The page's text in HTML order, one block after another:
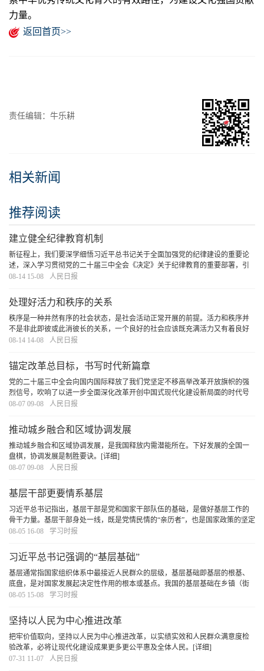
力量。
返回首页>>
责任编辑：牛乐耕
相关新闻
推荐阅读
建立健全纪律教育机制
新征程上，我们要深学细悟习近平总书记关于全面加强党的纪律建设的重要论
述，深入学习贯彻党的二十届三中全会《决定》关于纪律教育的重要部署，引
导党员干部把增强党性、严守纪律、砥砺作风贯通起来，融入日常、化为习
08-14 15-08 人民日报
处理好活力和秩序的关系
秩序是一种井然有序的社会状态，是社会活动正常开展的前提。活力和秩序并
不是非此即彼或此消彼长的关系，一个良好的社会应该既充满活力又有着良好
秩序，呈现活力和秩序的有机统一。进一步全面深化改革、推进中国式现代
08-14 14-08 人民日报
锚定改革总目标，书写时代新篇章
党的二十届三中全会向国内国际释放了我们党坚定不移高举改革开放旗帜的强
烈信号，吹响了以进一步全面深化改革开创中国式现代化建设新局面的时代号
角。[详细]
08-07 09-08 人民日报
推动城乡融合和区域协调发展
推动城乡融合和区域协调发展，是我国释放内需潜能所在。下好发展的全国一
盘棋，协调发展是制胜要诀。 [详细]
08-07 09-08
人民日报
基层干部更要情系基层
习近平总书记指出，基层干部是党和国家干部队伍的基础，是做好基层工作的
骨干力量。基层干部身处一线，既是党情民情的“亲历者”，也是国家政策的坚定
“执行者”，更是维护党的形象、密切党群干群关系的“实践者”。基层干部要情系
08-05 16-08 学习时报
习近平总书记强调的“基层基础”
基层通常指国家组织体系中最接近人民群众的层级，基层基础即基层的根基、
底盘，是对国家发展起决定性作用的根本或基点。我国的基层基础在乡镇（街
道）和村（社区），是社会治理最基本的单元，跟群众的联系最直接最紧密。
08-05 15-08 学习时报
坚持以人民为中心推进改革
把牢价值取向，坚持以人民为中心推进改革，以实绩实效和人民群众满意度检
验改革，必将让现代化建设成果更多更公平惠及全体人民。 [详细]
07-31 11-07
人民日报